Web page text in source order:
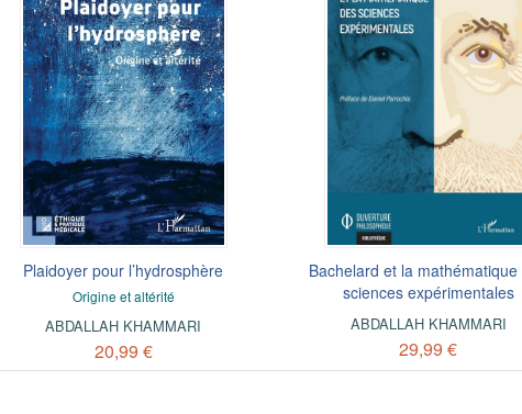
Plaidoyer pour l’hydrosphère
Origine et altérité
ABDALLAH KHAMMARI
20,99 €
Bachelard et la
sciences expérimentales
ABDALLAH KHAMMARI
29,99 €